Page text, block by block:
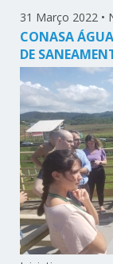
31 Março 2022 •
CONASA
DE